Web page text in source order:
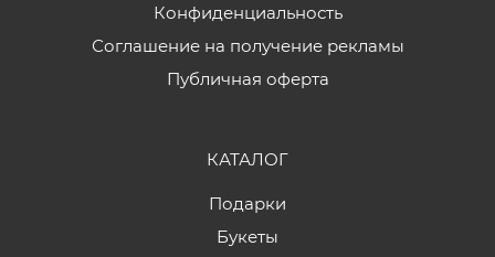
Конфиденциальность
Соглашение на получение рекламы
Публичная оферта
КАТАЛОГ
Подарки
Букеты